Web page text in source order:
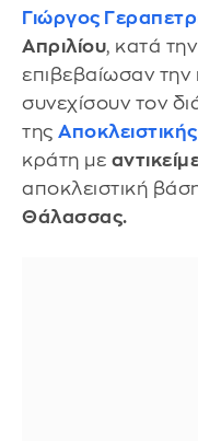
Γιώργος
Απριλίου, κατά
επιβεβαίωσαν
συνεχίσουν τον
της
κράτη με
αποκλειστική
Θάλασσας.